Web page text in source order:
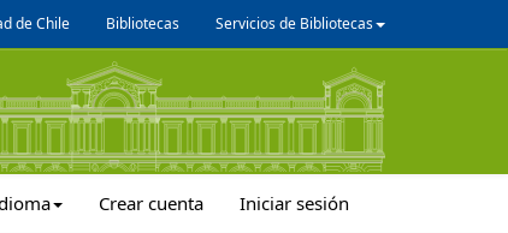
de Chile Bibliotecas Servicios de Bibliotecas
Crear cuenta Iniciar sesión